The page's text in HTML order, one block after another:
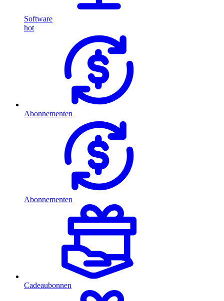
Software
hot
Abonnementen
Abonnementen
Cadeaubonnen